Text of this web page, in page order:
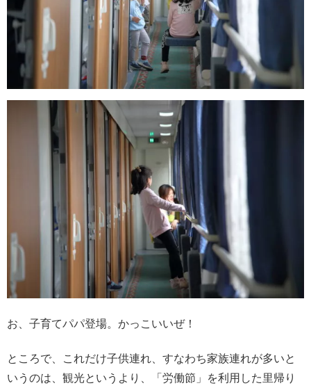
お、子育てパパ登場。かっこいいぜ！
ところで、これだけ子供連れ、すなわち家族連れが多いと
いうのは、観光というより、「労働節」を利用した里帰り